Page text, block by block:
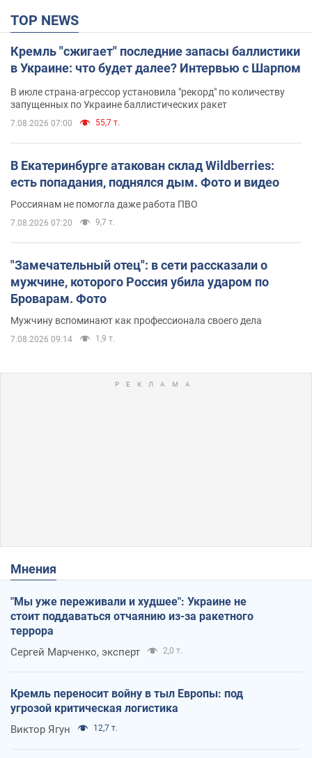
TOP NEWS
Кремль "сжигает" последние запасы баллистики
в Украине: что будет далее? Интервью с Шарпом
В июле страна-агрессор установила "рекорд" по количеству
запущенных по Украине баллистических ракет
7.08.2026 07:00 55,7 т.
В Екатеринбурге атакован склад Wildberries:
есть попадания, поднялся дым. Фото и видео
Россиянам не помогла даже работа ПВО
7.08.2026 07:20 9,7 т.
"Замечательный отец": в сети рассказали о
мужчине, которого Россия убила ударом по
Броварам. Фото
Мужчину вспоминают как профессионала своего дела
7.08.2026 09:14 1,9 т.
Мнения
"Мы уже переживали и худшее": Украине не
стоит поддаваться отчаянию из-за ракетного
террора
Сергей Марченко, эксперт 2,0 т.
Кремль переносит войну в тыл Европы: под
угрозой критическая логистика
Виктор Ягун 12,7 т.